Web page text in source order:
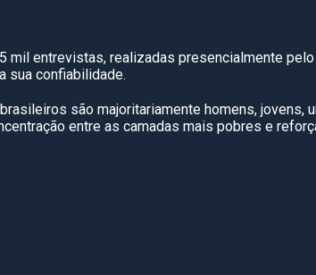
mil entrevistas, realizadas presencialmente
sua confiabilidade.
são majoritariamente homens, jovens,
entre as camadas mais pobres e